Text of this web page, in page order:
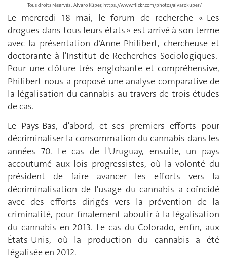
Tous droits réservés : Alvaro Küper, https://www.flickr.com/photos/alvarokuper/​
Le mercredi 18 mai, le forum de recherche « Les
drogues dans tous leurs états » est arrivé à son terme
avec la présentation d’Anne Philibert, chercheuse et
doctorante à l'Institut de Recherches Sociologiques.
Pour une clôture très englobante et compréhensive,
Philibert nous a proposé une analyse comparative de
la légalisation du cannabis au travers de trois études
de cas.
Le Pays-Bas, d'abord, et ses premiers efforts pour
décriminaliser la consommation du cannabis dans les
années 70. Le cas de l'Uruguay, ensuite, un pays
accoutumé aux lois progressistes, où la volonté du
président de faire avancer les efforts vers la
décriminalisation de l'usage du cannabis a coïncidé
avec des efforts dirigés vers la prévention de la
criminalité, pour finalement aboutir à la légalisation
du cannabis en 2013. Le cas du Colorado, enfin, aux
États-Unis, où la production du cannabis a été
légalisée en 2012.